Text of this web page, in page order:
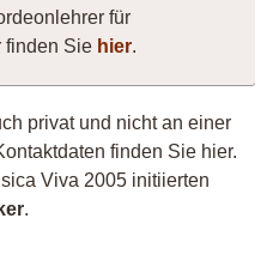
für
finden Sie hier.
privat und nicht an einer
finden Sie hier.
Viva 2005 initiierten
.